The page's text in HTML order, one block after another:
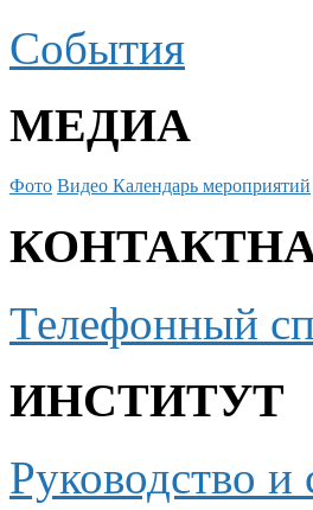
События
МЕДИА
Фото Видео Календарь мероприятий
Телефонный
ИНСТИТУТ
Руководство и